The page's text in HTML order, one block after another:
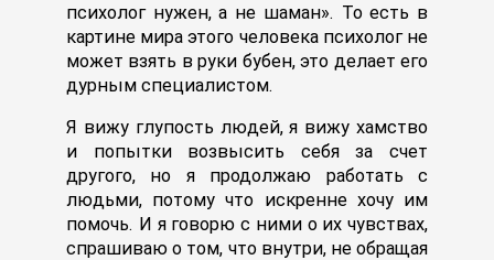
психолог нужен, а не шаман». То есть в
картине мира этого человека психолог не
может взять в руки бубен, это делает его
дурным специалистом.
Я вижу глупость людей, я вижу хамство
и попытки возвысить себя за счет
другого, но я продолжаю работать с
людьми, потому что искренне хочу им
помочь. И я говорю с ними о их чувствах,
спрашиваю о том, что внутри, не обращая